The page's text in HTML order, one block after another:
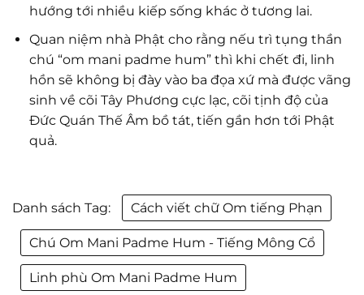
hướng tới nhiều kiếp sống khác ở tương lai.
Quan niệm nhà Phật cho rằng nếu trì tụng thần
chú “om mani padme hum” thì khi chết đi, linh
hồn sẽ không bị đày vào ba đọa xứ mà được vãng
sinh về cõi Tây Phương cực lạc, cõi tịnh độ của
Đức Quán Thế Âm bồ tát, tiến gần hơn tới Phật
quả.
Danh sách Tag: Cách viết chữ Om tiếng Phạn
Chú Om Mani Padme Hum - Tiếng Mông Cổ
Linh phù Om Mani Padme Hum